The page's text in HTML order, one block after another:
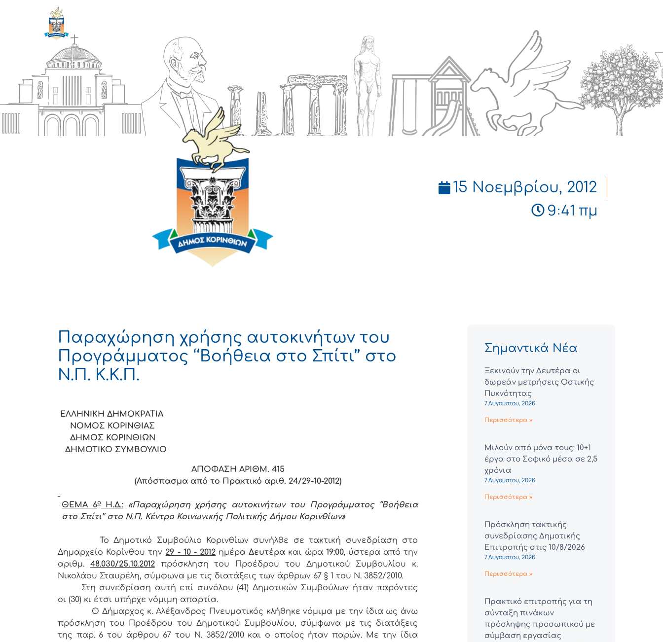
15 Νοεμβρίου, 2012
9:41 πμ
Παραχώρηση χρήσης αυτοκινήτων του
Προγράμματος ‘‘Βοήθεια στο Σπίτι’’ στο
Ν.Π. Κ.Κ.Π.
ΕΛΛΗΝΙΚΗ ΔΗΜΟΚΡΑΤΙΑ
ΝΟΜΟΣ ΚΟΡΙΝΘΙΑΣ
ΔΗΜΟΣ ΚΟΡΙΝΘΙΩΝ
ΔΗΜΟΤΙΚΟ ΣΥΜΒΟΥΛΙΟ
ΑΠΟΦΑΣΗ ΑΡΙΘΜ. 415
(Απόσπασμα από το Πρακτικό αριθ. 24/29-10-2012)
ΘΕΜΑ 6οΗ.Δ.:
«Παραχώρηση χρήσης αυτοκινήτων του Προγράμματος ‘‘Βοήθεια
στο Σπίτι’’ στο Ν.Π. Κέντρο Κοινωνικής Πολιτικής Δήμου Κορινθίων»
Το Δημοτικό Συμβούλιο Κορινθίων συνήλθε σε τακτική συνεδρίαση στο
Δημαρχείο Κορίνθου την 29 - 10 - 2012 ημέραΔευτέρα και ώρα 19:00, ύστερα από την
αριθμ. 48.030/25.10.2012
πρόσκληση του Προέδρου του Δημοτικού Συμβουλίου κ.
Νικολάου Σταυρέλη, σύμφωνα με τις διατάξεις των άρθρων 67 § 1 του Ν. 3852/2010.
Στη συνεδρίαση αυτή επί συνόλου (41) Δημοτικών Συμβούλων ήταν παρόντες
οι (30) κι έτσι υπήρχε νόμιμη απαρτία.
Ο Δήμαρχος κ. Αλέξανδρος Πνευματικός κλήθηκε νόμιμα με την ίδια ως άνω
πρόσκληση του Προέδρου του Δημοτικού Συμβουλίου, σύμφωνα με τις διατάξεις
της παρ. 6 του άρθρου 67 του Ν. 3852/2010 και ο οποίος ήταν παρών. Με την ίδια
Σημαντικά Νέα
Ξεκινούν την Δευτέρα οι
δωρεάν μετρήσεις Οστικής
Πυκνότητας
7 Αυγούστου, 2026
Περισσότερα »
Μιλούν από μόνα τους: 10+1
έργα στο Σοφικό μέσα σε 2,5
χρόνια
7 Αυγούστου, 2026
Περισσότερα »
Πρόσκληση τακτικής
συνεδρίασης Δημοτικής
Επιτροπής στις 10/8/2026
7 Αυγούστου, 2026
Περισσότερα »
Πρακτικό επιτροπής για τη
σύνταξη πινάκων
πρόσληψης προσωπικού με
σύμβαση εργασίας